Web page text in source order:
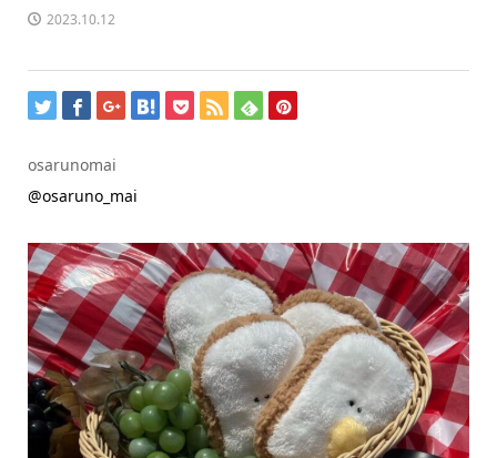
2023.10.12
osarunomai
@osaruno_mai